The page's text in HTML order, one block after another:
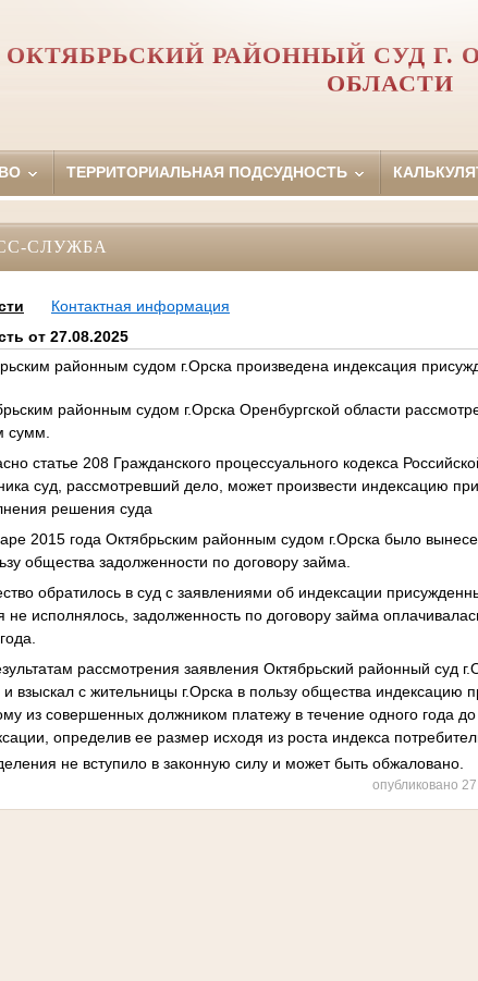
ОКТЯБРЬСКИЙ РАЙОННЫЙ СУД Г.
ОБЛАСТИ
ТЕРРИТОРИАЛЬНАЯ ПОДСУДНОСТЬ
СЛУЖБА
Контактная информация
от 27.08.2025
районным судом г.Орска произведена индексация
районным судом г.Орска Оренбургской области
сумм.
статье 208 Гражданского процессуального кодекса
суд, рассмотревший дело, может произвести индексацию
решения суда
2015 года Октябрьским районным судом г.Орска было
общества задолженности по договору займа.
обратилось в суд с заявлениями об индексации
не исполнялось, задолженность по договору займа
рассмотрения заявления Октябрьский районный суд
и взыскал с жительницы г.Орска в пользу общества
из совершенных должником платежу в течение одного года
определив ее размер исходя из роста индекса
не вступило в законную силу и может быть обжаловано.
опубликовано